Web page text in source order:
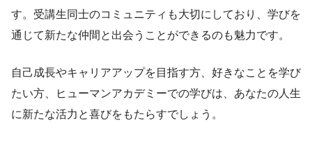
す。受講生同士のコミュニティも大切にしており、学びを
通じて新たな仲間と出会うことができるのも魅力です。
自己成長やキャリアアップを目指す方、好きなことを学び
たい方、ヒューマンアカデミーでの学びは、あなたの人生
に新たな活力と喜びをもたらすでしょう。